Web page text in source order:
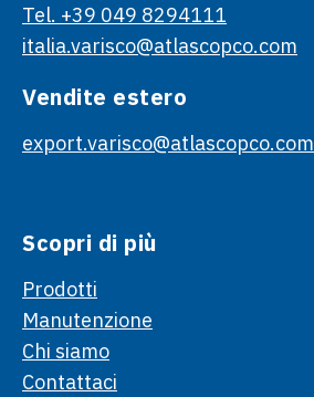
Tel. +39 049 8294111
italia.varisco@atlascopco.com
Vendite estero
export.varisco@atlascopco.com
Scopri di più
Prodotti
Manutenzione
Chi siamo
Contattaci